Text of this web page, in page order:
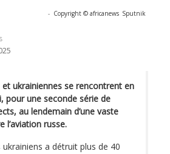
- Copyright © africanews Sputnik
ukrainiennes se rencontrent en
pour une seconde série de
au lendemain d’une vaste
l’aviation russe.
a détruit plus de 40